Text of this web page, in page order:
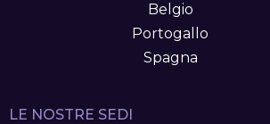
Belgio
Portogallo
Spagna
LE NOSTRE SEDI